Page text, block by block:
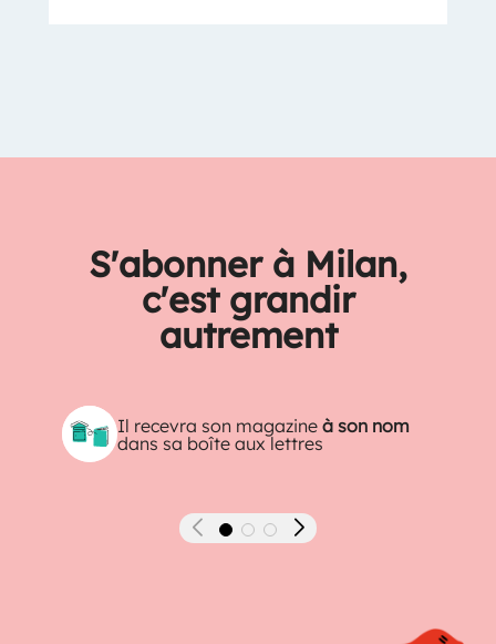
S'abonner à Milan,
c'est grandir
autrement
Il recevra son magazineà son nom
dans sa boîte aux lettres
Précédent Suivant